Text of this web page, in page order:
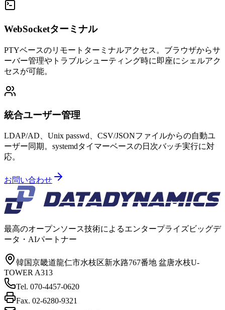
WebSocketターミナル
PTYベースのリモートターミナルアクセス。ブラウザからサ
ーバー管理やトラブルシューティング時に即座にシェルアク
セスが可能。
統合ユーザー管理
LDAP/AD、Unix passwd、CSV/JSONファイルからの自動ユ
ーザー同期。systemdタイマーベースの日次バッチ実行に対
応。
お問い合わせ
最高のオープンソース技術によるエンタープライズビッグデ
ータ・AIパートナー
韓国京畿道龍仁市水枝区新水路767番地 盆唐水枝U-
TOWER A313
Tel. 070-4457-0620
Fax. 02-6280-9321